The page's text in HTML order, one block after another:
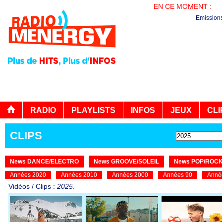
EN CE MOMENT :
RADIO PLAYLISTS INFOS JEUX
CLIPS
News DANCE/ELECTRO News GROOVE/SOLEIL
News POP/
Années 2020
Années 2010 Années 2000 Années 90
Vidéos / Clips : 2025